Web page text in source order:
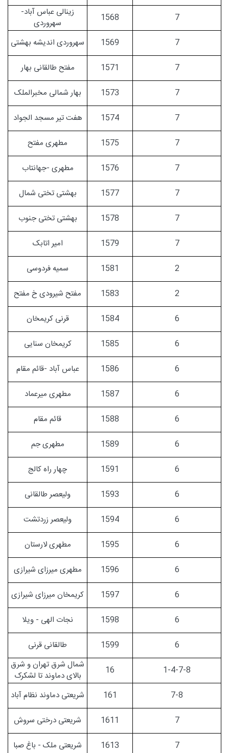
7
1568
زینالی عباس آباد-
سهروردی
7
1569
سهروردی اندیشه بهشتی
7
1571
مفتح طالقانی بهار
7
1573
بهار شمالی مخبرالملک
7
1574
هفت تیر مسجد الجواد
7
1575
مطهری مفتح
7
1576
مطهری -جهانتاب
7
1577
بهشتی تختی شمال
7
1578
بهشتی تختی جنوب
7
1579
امیر اتابک
2
1581
سمیه فردوسی
2
1583
مفتح شیرودی خ مفتح
6
1584
قرنی کریمخان
6
1585
کریمخان سنایی
6
1586
عباس آباد -قائم مقام
6
1587
مطهری میرعماد
6
1588
قائم مقام
6
1589
مطهری جم
6
1591
چهار راه کالج
6
1593
ولیعصر طالقانی
6
1594
ولیعصر زردتشت
6
1595
مطهری لارستان
6
1596
مطهری میرزای شیرازی
6
1597
کریمخان میرزای شیرازی
6
1598
نجات الهی - ویلا
6
1599
طالقانی قرنی
1-4-7-8
16
شمال شرق تهران و شرق
بالای دماوند تا لشکرک
7-8
161
شریعتی دماوند نظام آباد
7
1611
شریعتی درختی سروش
7
1613
شریعتی ملک - باغ صبا